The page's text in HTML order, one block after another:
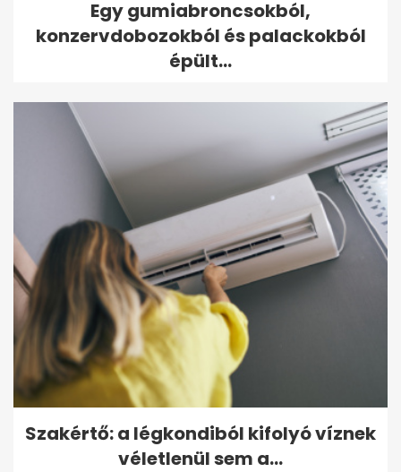
Egy gumiabroncsokból,
konzervdobozokból és palackokból
épült...
Szakértő: a légkondiból kifolyó víznek
véletlenül sem a...